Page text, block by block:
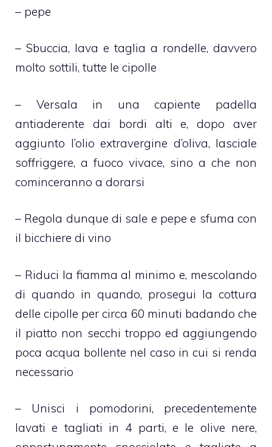
– pepe
– Sbuccia, lava e taglia a rondelle, davvero
molto sottili, tutte le cipolle
– Versala in una capiente padella
antiaderente dai bordi alti e, dopo aver
aggiunto l’olio extravergine d’oliva, lasciale
soffriggere, a fuoco vivace, sino a che non
cominceranno a dorarsi
– Regola dunque di sale e pepe e sfuma con
il bicchiere di vino
– Riduci la fiamma al minimo e, mescolando
di quando in quando, prosegui la cottura
delle cipolle per circa 60 minuti badando che
il piatto non secchi troppo ed aggiungendo
poca acqua bollente nel caso in cui si renda
necessario
– Unisci i pomodorini, precedentemente
lavati e tagliati in 4 parti, e le olive nere,